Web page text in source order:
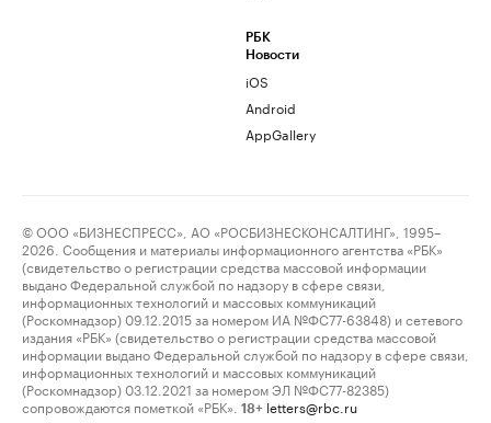
РБК
Новости
iOS
Android
AppGallery
© ООО «БИЗНЕСПРЕСС», АО «РОСБИЗНЕСКОНСАЛТИНГ», 1995–
2026. Сообщения и материалы информационного агентства «РБК»
(свидетельство о регистрации средства массовой информации
выдано Федеральной службой по надзору в сфере связи,
информационных технологий и массовых коммуникаций
(Роскомнадзор) 09.12.2015 за номером ИА №ФС77-63848) и сетевого
издания «РБК» (свидетельство о регистрации средства массовой
информации выдано Федеральной службой по надзору в сфере связи,
информационных технологий и массовых коммуникаций
(Роскомнадзор) 03.12.2021 за номером ЭЛ №ФС77-82385)
сопровождаются пометкой «РБК».
18+ letters@rbc.ru